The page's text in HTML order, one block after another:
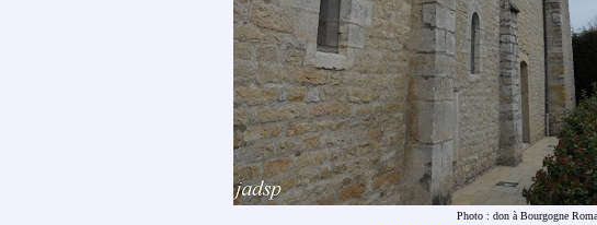
Photo : don à Bourgogne